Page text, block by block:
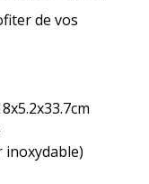
de vos
inoxydable)